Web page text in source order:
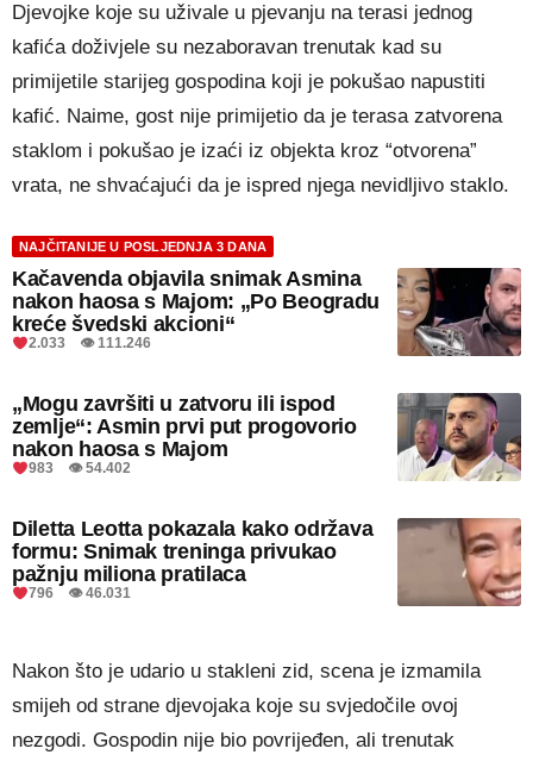
Djevojke koje su uživale u pjevanju na terasi jednog
kafića doživjele su nezaboravan trenutak kad su
primijetile starijeg gospodina koji je pokušao napustiti
kafić. Naime, gost nije primijetio da je terasa zatvorena
staklom i pokušao je izaći iz objekta kroz “otvorena”
vrata, ne shvaćajući da je ispred njega nevidljivo staklo.
NAJČITANIJE U POSLJEDNJA 3 DANA
Kačavenda objavila snimak Asmina
nakon haosa s Majom: „Po Beogradu
kreće švedski akcioni“
2.033 👁 111.246
„Mogu završiti u zatvoru ili ispod
zemlje“: Asmin prvi put progovorio
nakon haosa s Majom
983 👁 54.402
Diletta Leotta pokazala kako održava
formu: Snimak treninga privukao
pažnju miliona pratilaca
796 👁 46.031
Nakon što je udario u stakleni zid, scena je izmamila
smijeh od strane djevojaka koje su svjedočile ovoj
nezgodi. Gospodin nije bio povrijeđen, ali trenutak